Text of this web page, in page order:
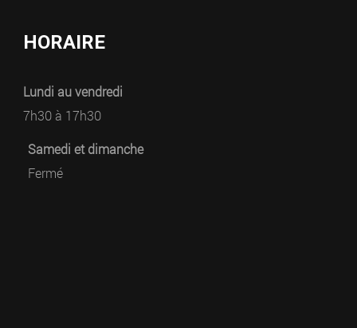
HORAIRE
Lundi au vendredi
7h30 à 17h30
Samedi et dimanche
Fermé